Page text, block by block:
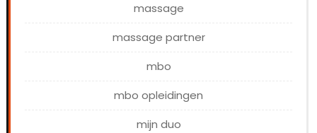
massage
massage partner
mbo
mbo opleidingen
mijn duo